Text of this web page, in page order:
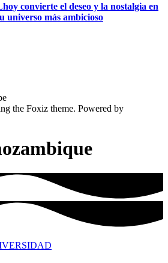
convierte el deseo y la nostalgia en
universo más ambicioso
the Foxiz theme. Powered by